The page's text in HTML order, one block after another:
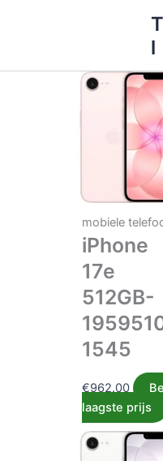
inhoud
l
mobiele
iPhone
17e
512GB-
1545
€962.00
laagste prijs